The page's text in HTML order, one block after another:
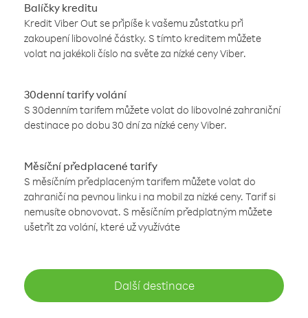
Balíčky kreditu
Kredit Viber Out se připíše k vašemu zůstatku při
zakoupení libovolné částky. S tímto kreditem můžete
volat na jakékoli číslo na světe za nízké ceny Viber.
30denní tarify volání
S 30denním tarifem můžete volat do libovolné zahraniční
destinace po dobu 30 dní za nízké ceny Viber.
Měsíční předplacené tarify
S měsíčním předplaceným tarifem můžete volat do
zahraničí na pevnou linku i na mobil za nízké ceny. Tarif si
nemusíte obnovovat. S měsíčním předplatným můžete
ušetřit za volání, které už využíváte
Další destinace